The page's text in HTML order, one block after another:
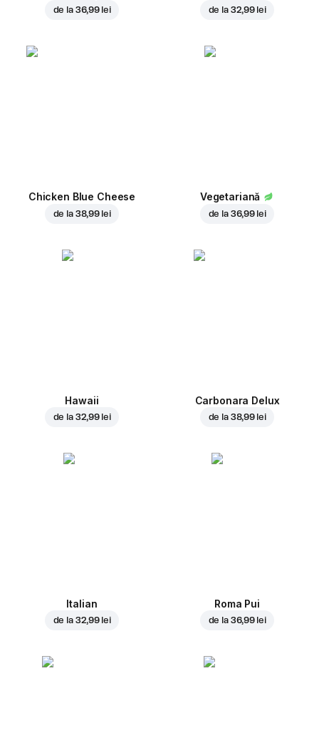
de la 36,99 lei de la 32,99 lei
Chicken Blue Cheese
de la 38,99 lei
Vegetariană
de la 36,99 lei
Hawaii
de la 32,99 lei
Carbonara Delux
de la 38,99 lei
Italian
de la 32,99 lei
Roma Pui
de la 36,99 lei